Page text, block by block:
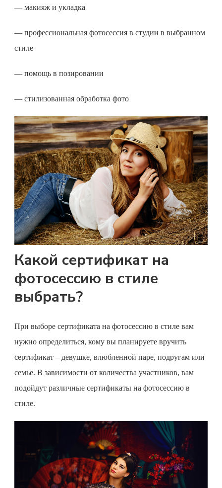
— макияж и укладка
— профессиональная фотосессия в студии в выбранном
стиле
— помощь в позировании
— стилизованная обработка фото
Какой сертификат на
фотосессию в стиле
выбрать?
При выборе сертификата на фотосессию в стиле вам
нужно определиться, кому вы планируете вручить
сертификат – девушке, влюбленной паре, подругам или
семье. В зависимости от количества участников, вам
подойдут различные сертификаты на фотосессию в
стиле.